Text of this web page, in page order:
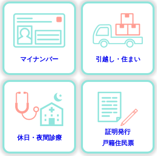
マイナンバー 引越し・住まい
休日・夜間診療
証明発行
戸籍住民票